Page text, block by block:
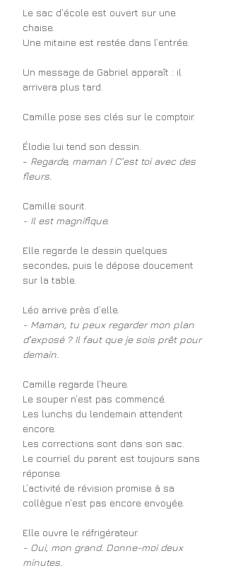
Le sac d’école est ouvert sur une
chaise.
Une mitaine est restée dans l’entrée.
Un message de Gabriel apparaît : il
arrivera plus tard.
Camille pose ses clés sur le comptoir.
Élodie lui tend son dessin.
- Regarde, maman ! C’est toi avec des
fleurs.
Camille sourit.
- Il est magnifique.
Elle regarde le dessin quelques
secondes, puis le dépose doucement
sur la table.
Léo arrive près d’elle.
- Maman, tu peux regarder mon plan
d’exposé ? Il faut que je sois prêt pour
demain.
Camille regarde l’heure.
Le souper n’est pas commencé.
Les lunchs du lendemain attendent
encore.
Les corrections sont dans son sac.
Le courriel du parent est toujours sans
réponse.
L’activité de révision promise à sa
collègue n’est pas encore envoyée.
Elle ouvre le réfrigérateur.
- Oui, mon grand. Donne-moi deux
minutes.